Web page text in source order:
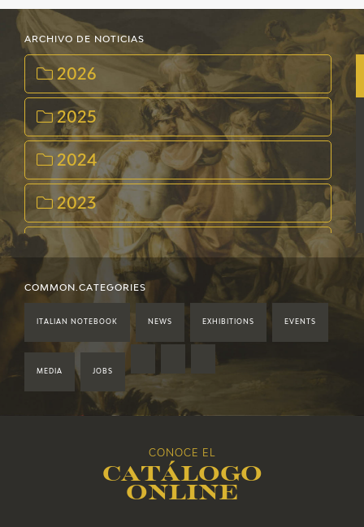
ARCHIVO DE NOTICIAS
2026
2025
2024
2023
2022
2021
2019
2018
COMMON.CATEGORIES
ITALIAN NOTEBOOK NEWS EXHIBITIONS EVENTS
MEDIA JOBS
CONOCE EL
Catálogo
online